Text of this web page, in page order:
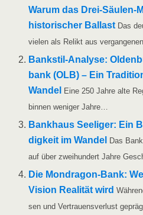
War­um das Drei-Säu­­len-
his­to­ri­scher Bal­last Das
vie­len als Relikt aus
Ban­k­­stil-Ana­­ly­­se:
bank (OLB) – Ein
Wan­del Eine 250 Jah­re alte
bin­nen weni­ger Jahre…
Bank­haus See­li­ger: Ein
dig­keit im Wan­del
Das
auf über zwei­hun­dert Jah­re
Die Mon­d­ra­­gon-Bank:
Visi­on Rea­li­tät wird
sen und Ver­trau­ens­ver­lust